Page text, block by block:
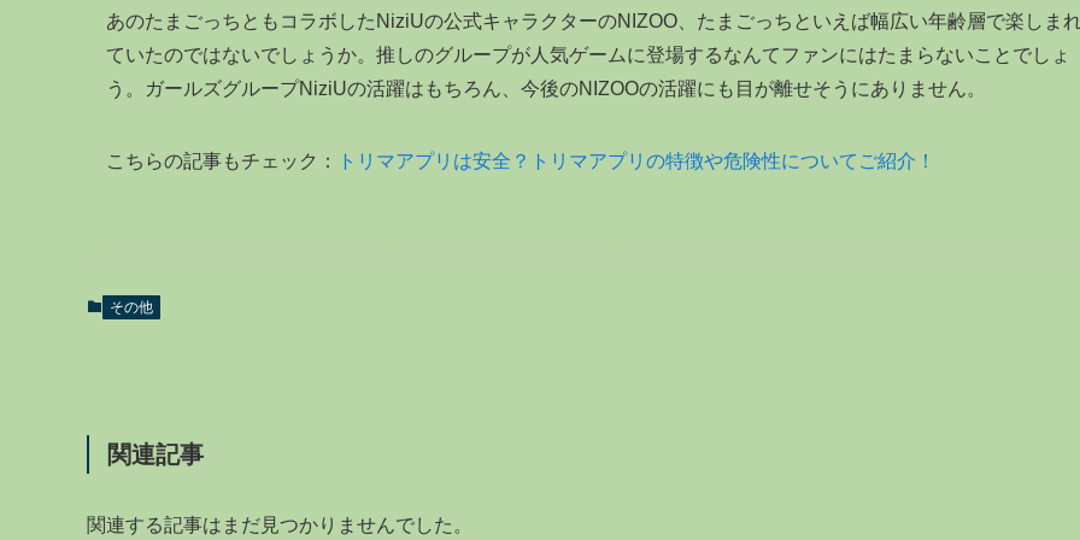
あのたまごっちともコラボしたNiziUの公式キャラクターのNIZOO、たまごっちといえば幅広い年齢層で楽しま
ていたのではないでしょうか。推しのグループが人気ゲームに登場するなんてファンにはたまらないことでしょ
う。ガールズグループNiziUの活躍はもちろん、今後のNIZOOの活躍にも目が離せそうにありません。
こちらの記事もチェック： トリマアプリは安全？トリマアプリの特徴や危険性についてご紹介！
その他
関連記事
関連する記事はまだ見つかりませんでした。